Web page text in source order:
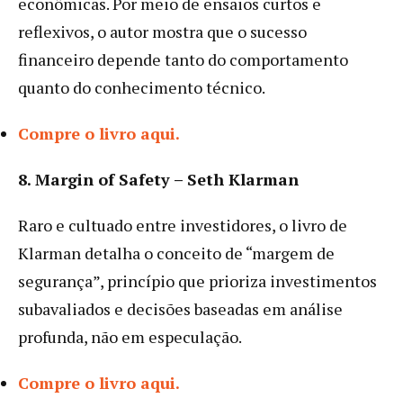
reflexivos, o autor mostra que o sucesso
financeiro depende tanto do comportamento
quanto do conhecimento técnico.
Compre o livro aqui.
8. Margin of Safety – Seth Klarman
Raro e cultuado entre investidores, o livro de
Klarman detalha o conceito de “margem de
segurança”, princípio que prioriza investimentos
subavaliados e decisões baseadas em análise
profunda, não em especulação.
Compre o livro aqui.